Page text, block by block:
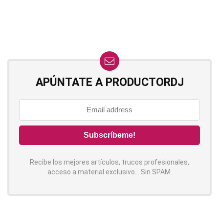
APÚNTATE A PRODUCTORDJ
Recibe los mejores artículos, trucos profesionales,
acceso a material exclusivo... Sin SPAM.